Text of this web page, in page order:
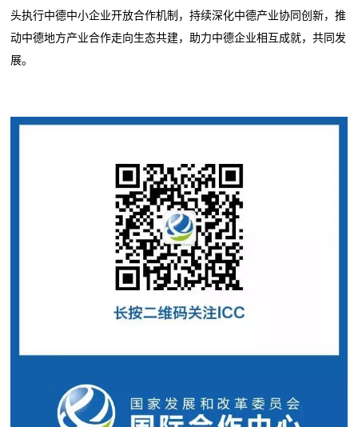
头执行中德中小企业开放合作机制，持续深化中德产业协同创新，推
动中德地方产业合作走向生态共建，助力中德企业相互成就，共同发
展。